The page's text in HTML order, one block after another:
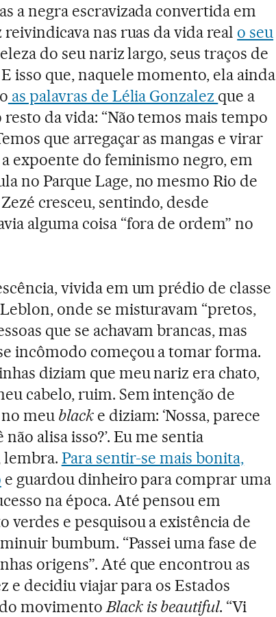
a negra escravizada convertida em
nas ruas da vida real o seu
do seu nariz largo, seus traços de
isso que, naquele momento, ela ainda
as palavras de Lélia Gonzalez que a
da vida: “Não temos mais tempo
que arregaçar as mangas e virar
a expoente do feminismo negro, em
no Parque Lage, no mesmo Rio de
cresceu, sentindo, desde
alguma coisa “fora de ordem” no
vivida em um prédio de classe
onde se misturavam “pretos,
que se achavam brancas, mas
incômodo começou a tomar forma.
diziam que meu nariz era chato,
cabelo, ruim. Sem intenção de
meu blacke diziam: ‘Nossa, parece
alisa isso?’. Eu me sentia
lembra. Para sentir-se mais bonita,
e guardou dinheiro para comprar uma
na época. Até pensou em
e pesquisou a existência de
bumbum. “Passei uma fase de
origens”. Até que encontrou as
e decidiu viajar para os Estados
do movimentoBlack is beautiful. “Vi